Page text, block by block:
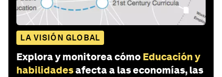
LA VISIÓN GLOBAL
Explora y monitorea cómo Educación y
habilidadesafecta a las economías, las